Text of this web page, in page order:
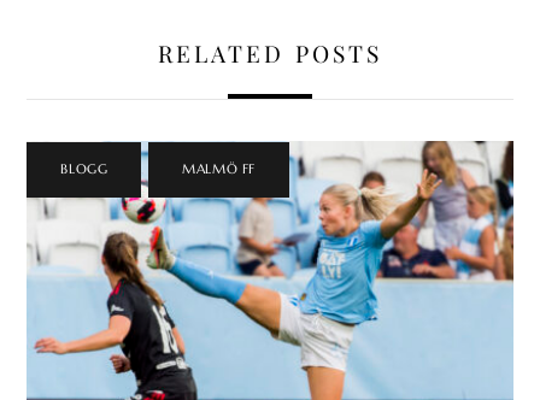
RELATED POSTS
BLOGG MALMÖ FF